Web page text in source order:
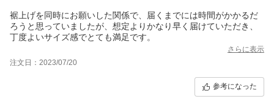
裾上げを同時にお願いした関係で、届くまでには時間がかかるだ
ろうと思っていましたが、想定よりかなり早く届けていただき、
丁度よいサイズ感でとても満足です。
さらに表示
注文日：2023/07/20
参考になった